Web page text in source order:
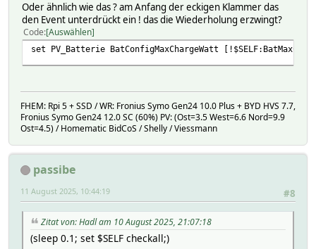
Oder ähnlich wie das ? am Anfang der eckigen Klammer das
den Event unterdrückt ein ! das die Wiederholung erzwingt?
Code Auswählen
set PV_Batterie BatConfigMaxChargeWatt
FHEM: Rpi 5 + SSD / WR: Fronius Symo Gen24 10.0 Plus + BYD HVS 7.7,
Fronius Symo Gen24 12.0 SC (60%) PV: (Ost=3.5 West=6.6 Nord=9.9
Ost=4.5) / Homematic BidCoS / Shelly / Viessmann
passibe
#8
11 August 2025, 10:44:19
Zitat von: Hadl am 10 August 2025, 21:07:18
(sleep 0.1; set $SELF checkall;)